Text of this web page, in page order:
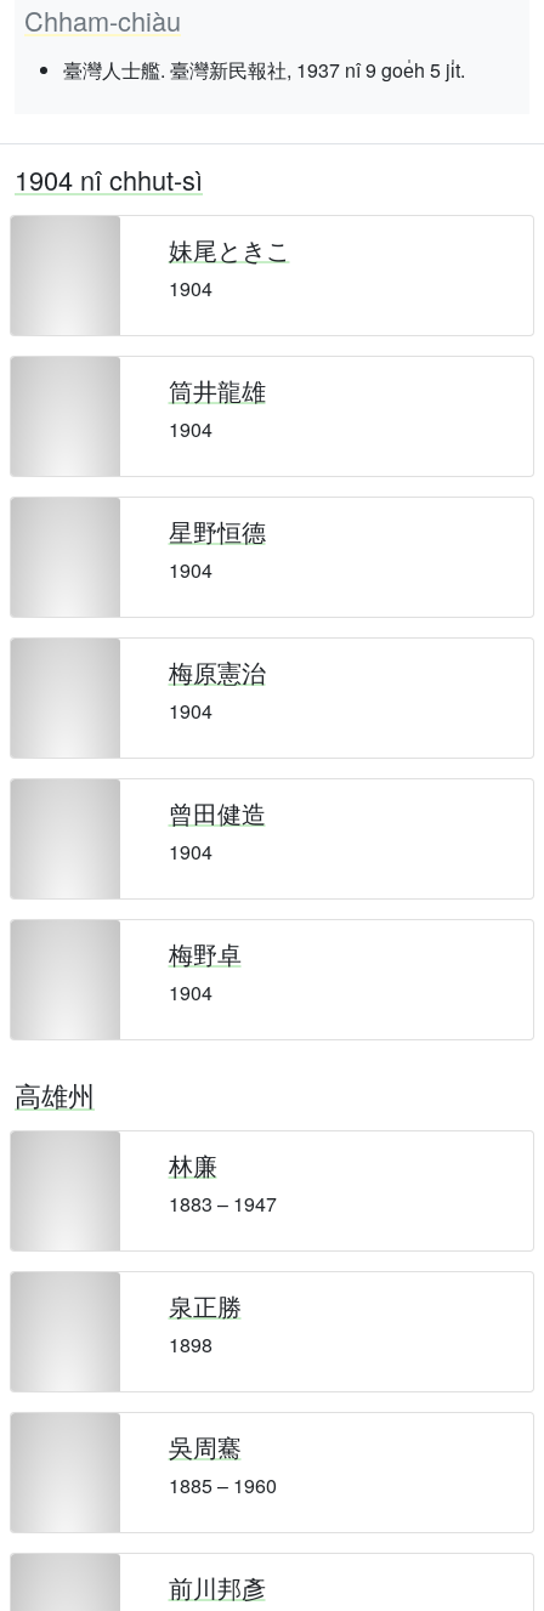
Chham-chiàu
臺灣人士艦. 臺灣新民報社, 1937 nî 9 goe̍h 5 ji̍t.
1904 nî chhut-sì
妹尾ときこ
1904
筒井龍雄
1904
星野恒德
1904
梅原憲治
1904
曾田健造
1904
梅野卓
1904
高雄州
林廉
1883 – 1947
泉正勝
1898
吳周騫
1885 – 1960
前川邦彥